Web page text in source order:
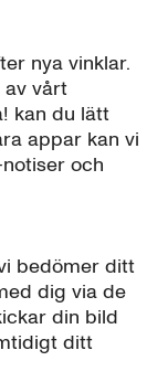
nya vinklar.
av vårt
kan du lätt
appar kan vi
och
bedömer ditt
dig via de
din bild
ditt